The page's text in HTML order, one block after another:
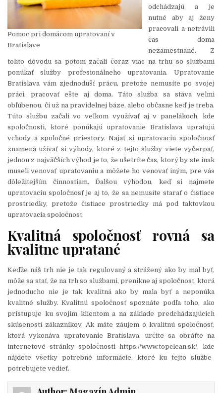
Pomoc pri domácom upratovaní v
Bratislave
odchádzajú a je
nutné aby aj ženy
pracovali a netrávili
čas doma
nezamestnané. Z
tohto dôvodu sa potom začali čoraz viac na trhu so službami
ponúkať služby profesionálneho upratovania. Upratovanie
Bratislava vám zjednoduší prácu, pretože nemusíte po svojej
práci, pracovať ešte aj doma. Táto služba sa stáva veľmi
obľúbenou, či už na pravidelnej báze, alebo občasne keď je treba.
Túto službu začali vo veľkom využívať aj v panelákoch, kde
spoločnosti, ktoré ponúkajú upratovanie Bratislava upratujú
vchody a spoločné priestory. Najať si upratovaciu spoločnosť
znamená užívať si výhody, ktoré z tejto služby viete vyčerpať,
jednou z najväčších výhod je to, že ušetríte čas, ktorý by ste inak
museli venovať upratovaniu a môžete ho venovať iným, pre vás
dôležitejším činnostiam. Ďalšou výhodou, keď si najmete
upratovaciu spoločnosť je aj to, že sa nemusíte starať o čistiace
prostriedky, pretože čistiace prostriedky má pod taktovkou
upratovacia spoločnosť.
Kvalitná spoločnosť rovná sa
kvalitne upratané
Keďže náš trh nie je tak regulovaný a strážený ako by mal byť,
môže sa stať, že na trh so službami, prenikne aj spoločnosť, ktorá
jednoducho nie je tak kvalitná ako by mala byť a neponúka
kvalitné služby. Kvalitnú spoločnosť spoznáte podľa toho, ako
pristupuje ku svojim klientom a na základe predchádzajúcich
skúseností zákazníkov. Ak máte záujem o kvalitnú spoločnosť,
ktorá vykonáva upratovanie Bratislava, určite sa obráťte na
internetové stránky spoločnosti https://www.topclean.sk/, kde
nájdete všetky potrebné informácie, ktoré ku tejto službe
potrebujete vedieť.